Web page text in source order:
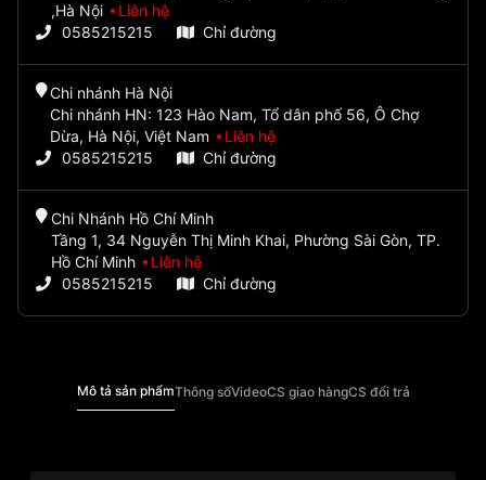
,Hà Nội
Liên hệ
0585215215
Chỉ đường
Chi nhánh Hà Nội
Chi nhánh HN: 123 Hào Nam, Tổ dân phố 56, Ô Chợ
Dừa, Hà Nội, Việt Nam
Liên hệ
0585215215
Chỉ đường
Chi Nhánh Hồ Chí Minh
Tầng 1, 34 Nguyễn Thị Minh Khai, Phường Sài Gòn, TP.
Hồ Chí Minh
Liên hệ
0585215215
Chỉ đường
Mô tả sản phẩmThông sốVideoCS giao hàngCS đổi trả